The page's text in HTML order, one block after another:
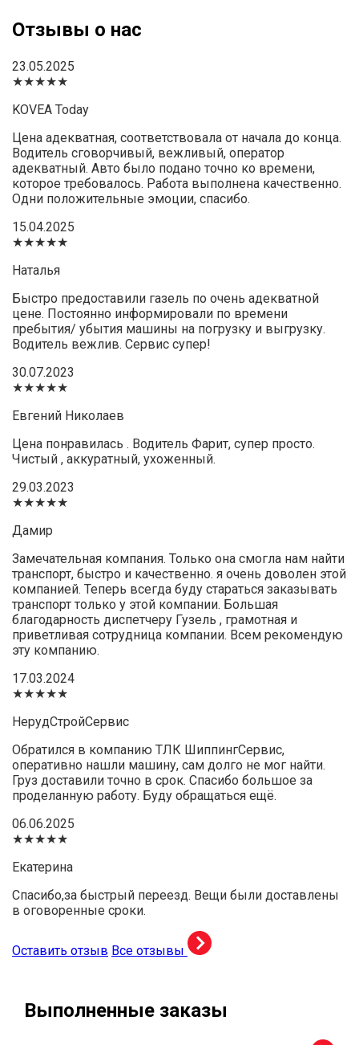
Отзывы о нас
23.05.2025
★★★★★
KOVEA Today
Цена адекватная, соответствовала от начала до конца.
Водитель сговорчивый, вежливый, оператор
адекватный. Авто было подано точно ко времени,
которое требовалось. Работа выполнена качественно.
Одни положительные эмоции, спасибо.
15.04.2025
★★★★★
Наталья
Быстро предоставили газель по очень адекватной
цене. Постоянно информировали по времени
пребытия/ убытия машины на погрузку и выгрузку.
Водитель вежлив. Сервис супер!
30.07.2023
★★★★★
Евгений Николаев
Цена понравилась . Водитель Фарит, супер просто.
Чистый , аккуратный, ухоженный.
29.03.2023
★★★★★
Дамир
Замечательная компания. Только она смогла нам найти
транспорт, быстро и качественно. я очень доволен этой
компанией. Теперь всегда буду стараться заказывать
транспорт только у этой компании. Большая
благодарность диспетчеру Гузель , грамотная и
приветливая сотрудница компании. Всем рекомендую
эту компанию.
17.03.2024
★★★★★
НерудСтройСервис
Обратился в компанию ТЛК ШиппингСервис,
оперативно нашли машину, сам долго не мог найти.
Груз доставили точно в срок. Спасибо большое за
проделанную работу. Буду обращаться ещё.
06.06.2025
★★★★★
Екатерина
Спасибо,за быстрый переезд. Вещи были доставлены
в оговоренные сроки.
Оставить отзыв Все отзывы
Выполненные заказы